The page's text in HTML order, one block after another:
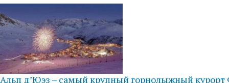
Альп д’Юэз – самый крупный горнолыжный курорт